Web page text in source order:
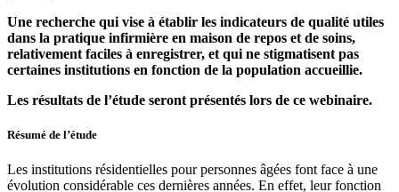
Une recherche qui vise à établir les indicateurs de qualité utiles
dans la pratique infirmière en maison de repos et de soins,
relativement faciles à enregistrer, et qui ne stigmatisent pas
certaines institutions en fonction de la population accueillie.
Les résultats de l’étude seront présentés lors de ce webinaire.
Résumé de l’étude
Les institutions résidentielles pour personnes âgées font face à une
évolution considérable ces dernières années. En effet, leur fonction